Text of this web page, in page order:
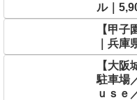
ル｜
【甲
｜兵
【大
駐車場
ｕｓｅ